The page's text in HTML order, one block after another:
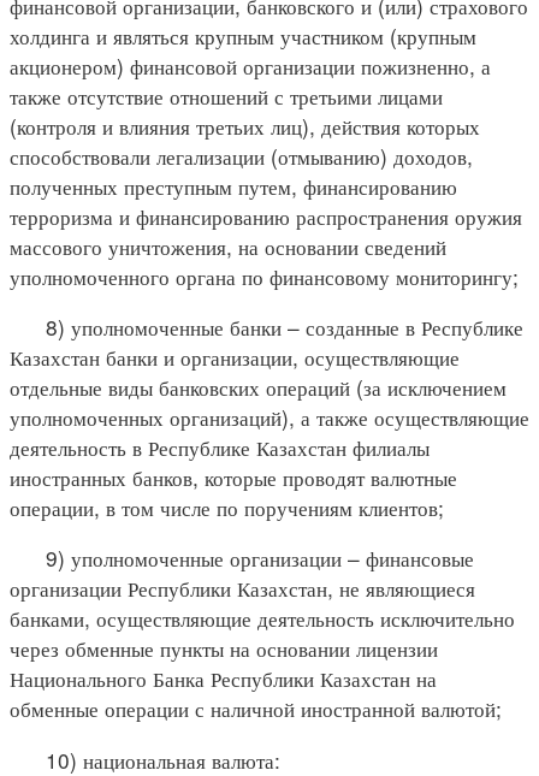
холдинга и являться крупным участником (крупным
акционером) финансовой организации пожизненно, а
также отсутствие отношений с третьими лицами
(контроля и влияния третьих лиц), действия которых
способствовали легализации (отмыванию) доходов,
полученных преступным путем, финансированию
терроризма и финансированию распространения оружия
массового уничтожения, на основании сведений
уполномоченного органа по финансовому мониторингу;
8) уполномоченные банки – созданные в Республике
Казахстан банки и организации, осуществляющие
отдельные виды банковских операций (за исключением
уполномоченных организаций), а также осуществляющие
деятельность в Республике Казахстан филиалы
иностранных банков, которые проводят валютные
операции, в том числе по поручениям клиентов;
9) уполномоченные организации – финансовые
организации Республики Казахстан, не являющиеся
банками, осуществляющие деятельность исключительно
через обменные пункты на основании лицензии
Национального Банка Республики Казахстан на
обменные операции с наличной иностранной валютой;
10) национальная валюта: